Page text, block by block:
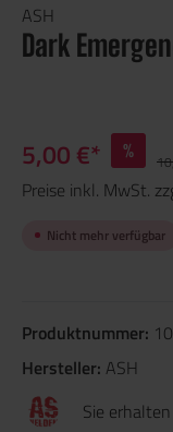
ASH
Dark
5,00 €* %
Preise inkl. MwSt.
Nicht mehr verfügbar
Produktnummer:
Hersteller: ASH
Sie